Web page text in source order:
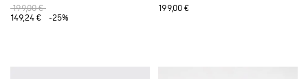
199,00 €
149,24 €
-25%
199,00 €